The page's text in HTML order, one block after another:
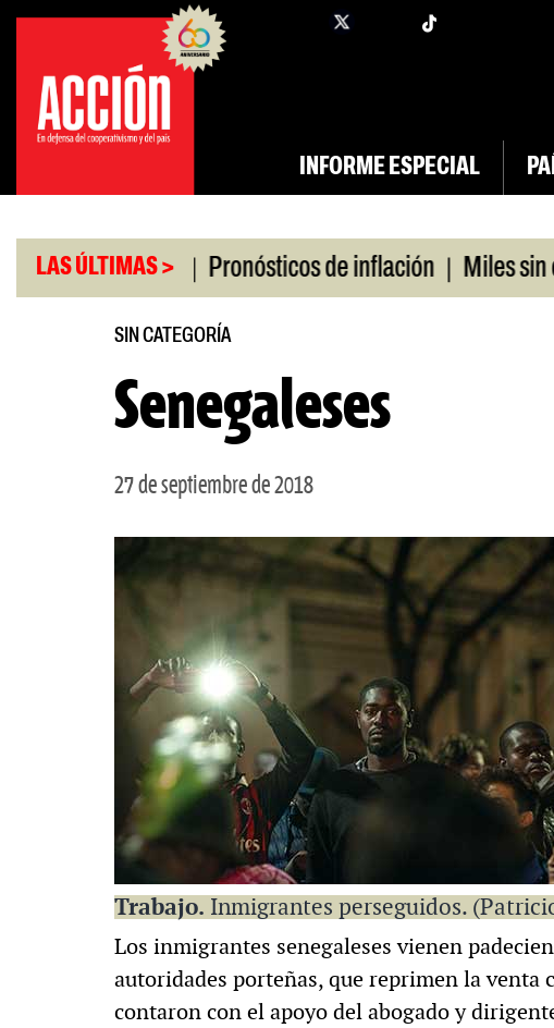
Saltar
contenido
facebook
INFORME ESPECIAL
LAS ÚLTIMAS >
universitario | Pronósticos de inflación | Miles sin
SIN CATEGORÍA
Senegaleses
27 de septiembre de 2018
Trabajo. Inmigrantes perseguidos.
Los inmigrantes senegaleses vienen
autoridades porteñas, que reprimen la venta
contaron con el apoyo del abogado y